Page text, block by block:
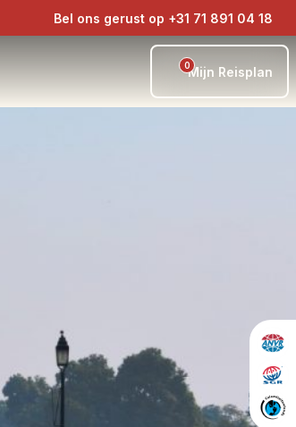
Bel ons gerust op +31 71 891 04 18
0Mijn Reisplan